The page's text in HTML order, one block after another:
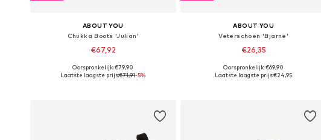
ABOUT YOU
Chukka Boots 'Julian'
€67,92
Beschikbaar in vele maten
Oorspronkelijk: €79,90
Laatste laagste prijs:€71,91-5%
ABOUT YOU
Veterschoen 'Bjarne'
€26,35
Beschikbare maten: 41, 42, 43, 44
Oorspronkelijk: €69,90
Laatste laagste prijs:€24,95